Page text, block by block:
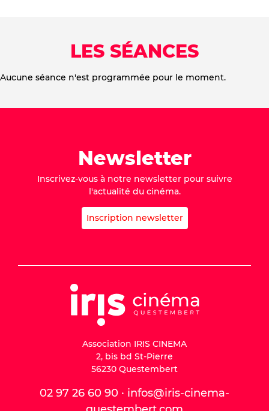
LES SÉANCES
Aucune séance n'est programmée pour le moment.
Newsletter
Inscrivez-vous à notre newsletter pour suivre
l'actualité du cinéma.
Inscription newsletter
Association IRIS CINEMA
2, bis bd St-Pierre
56230 Questembert
02 97 26 60 90 · infos@iris-cinema-